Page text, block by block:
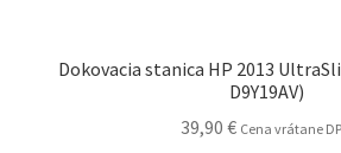
Dokovacia stanica HP 2013
D9Y19AV)
39,90 € Cena vrátane